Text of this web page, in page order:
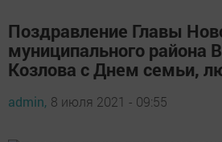
Поздравление Главы
муниципального района
Козлова с Днем семьи,
admin, 8 июля 2021 - 09:55